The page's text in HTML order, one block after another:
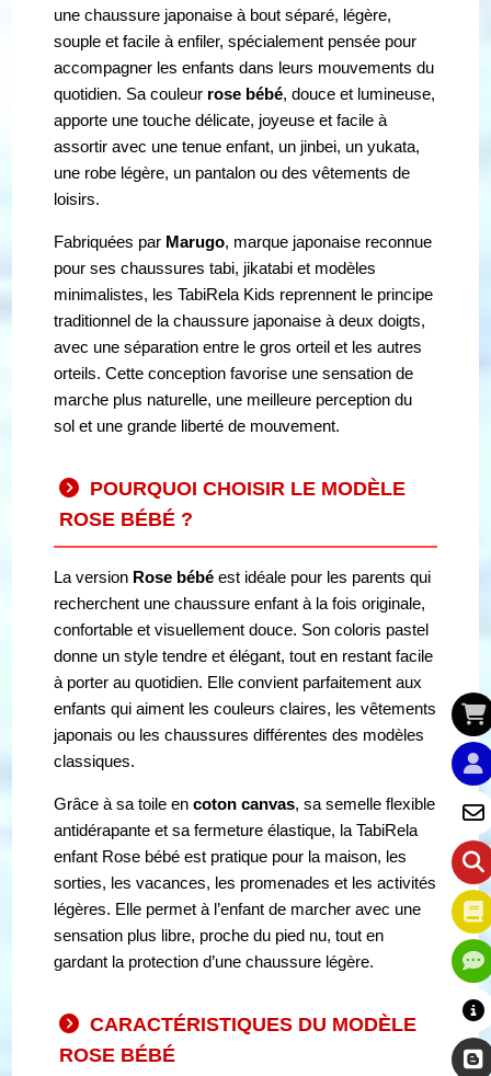
une chaussure japonaise à bout séparé, légère,
souple et facile à enfiler, spécialement pensée pour
accompagner les enfants dans leurs mouvements du
quotidien. Sa couleur rose bébé, douce et lumineuse,
apporte une touche délicate, joyeuse et facile à
assortir avec une tenue enfant, un jinbei, un yukata,
une robe légère, un pantalon ou des vêtements de
loisirs.
Fabriquées par Marugo, marque japonaise reconnue
pour ses chaussures tabi, jikatabi et modèles
minimalistes, les TabiRela Kids reprennent le principe
traditionnel de la chaussure japonaise à deux doigts,
avec une séparation entre le gros orteil et les autres
orteils. Cette conception favorise une sensation de
marche plus naturelle, une meilleure perception du
sol et une grande liberté de mouvement.
POURQUOI CHOISIR LE MODÈLE
ROSE BÉBÉ ?
La version Rose bébé est idéale pour les parents qui
recherchent une chaussure enfant à la fois originale,
confortable et visuellement douce. Son coloris pastel
donne un style tendre et élégant, tout en restant facile
à porter au quotidien. Elle convient parfaitement aux
enfants qui aiment les couleurs claires, les vêtements
japonais ou les chaussures différentes des modèles
classiques.
Grâce à sa toile encoton canvas, sa semelle flexible
antidérapante et sa fermeture élastique, la TabiRela
enfant Rose bébé est pratique pour la maison, les
sorties, les vacances, les promenades et les activités
légères. Elle permet à l’enfant de marcher avec une
sensation plus libre, proche du pied nu, tout en
gardant la protection d’une chaussure légère.
CARACTÉRISTIQUES DU MODÈLE
ROSE BÉBÉ